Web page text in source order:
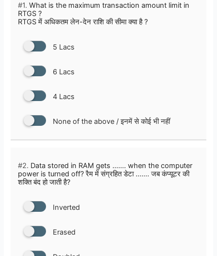
#1. What is the maximum transaction amount limit in
RTGS ?
RTGS में अधिकतम लेन-देन राशि की सीमा क्या है ?
5 Lacs
6 Lacs
4 Lacs
None of the above / इनमें से कोई भी नहीं
#2. Data stored in RAM gets ……. when the computer
power is turned off? रैम में संग्रहित डेटा ……. जब कंप्यूटर की
शक्ति बंद हो जाती है?
Inverted
Erased